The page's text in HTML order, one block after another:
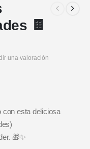
🍫
una valoración
con esta deliciosa
🎁✨